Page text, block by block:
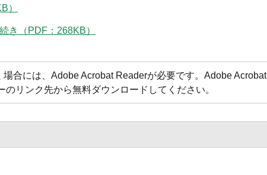
）
き（PDF：268KB）
合には、Adobe Acrobat Readerが必要です。Adobe Acrobat
リンク先から無料ダウンロードしてください。